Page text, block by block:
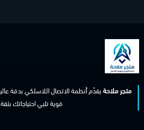
متجر ملاحةيقدّم أنظمة الاتصال اللاسلكي بدقة
قوية تلبي احتياجاتك بثقة.